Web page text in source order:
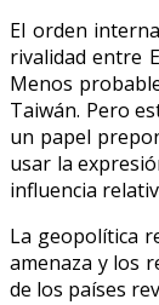
El orden
rivalidad entre
Menos
Taiwán. Pero
un papel
usar la
influencia
La geopolítica
amenaza y los
de los países